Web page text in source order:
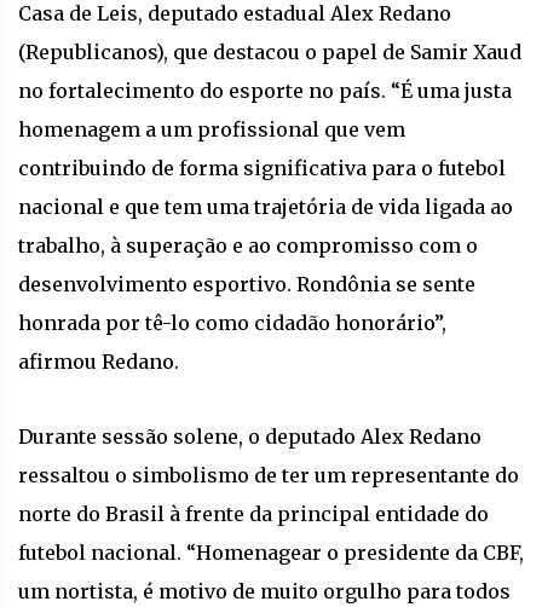
Casa de Leis, deputado estadual Alex Redano
(Republicanos), que destacou o papel de Samir Xaud
no fortalecimento do esporte no país. “É uma justa
homenagem a um profissional que vem
contribuindo de forma significativa para o futebol
nacional e que tem uma trajetória de vida ligada ao
trabalho, à superação e ao compromisso com o
desenvolvimento esportivo. Rondônia se sente
honrada por tê-lo como cidadão honorário”,
afirmou Redano.
Durante sessão solene, o deputado Alex Redano
ressaltou o simbolismo de ter um representante do
norte do Brasil à frente da principal entidade do
futebol nacional. “Homenagear o presidente da CBF,
um nortista, é motivo de muito orgulho para todos